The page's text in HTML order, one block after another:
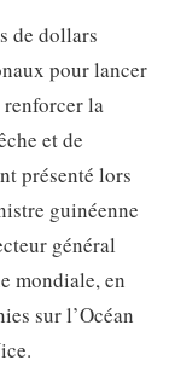
de dollars
pour lancer
la
et de
présenté lors
guinéenne
général
mondiale, en
sur l’Océan